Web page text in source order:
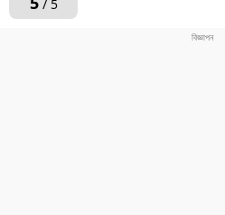
/ 5